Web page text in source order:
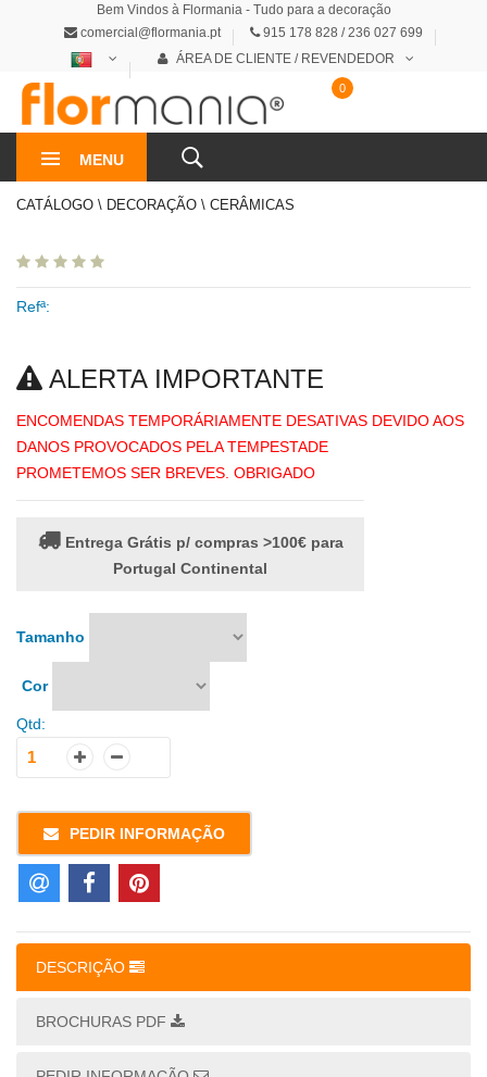
Bem Vindos à Flormania - Tudo para a decoração
comercial@flormania.pt
915 178 828 / 236 027 699
ÁREA DE CLIENTE / REVENDEDOR
MENU
0
CATÁLOGO \ DECORAÇÃO \ CERÂMICAS
Refª:
ALERTA IMPORTANTE
ENCOMENDAS TEMPORÁRIAMENTE DESATIVAS DEVIDO AOS
DANOS PROVOCADOS PELA TEMPESTADE
PROMETEMOS SER BREVES. OBRIGADO
Entrega Grátis p/ compras >100€ para
Portugal Continental
Tamanho
Cor
Qtd:
PEDIR INFORMAÇÃO
DESCRIÇÃO
BROCHURAS PDF